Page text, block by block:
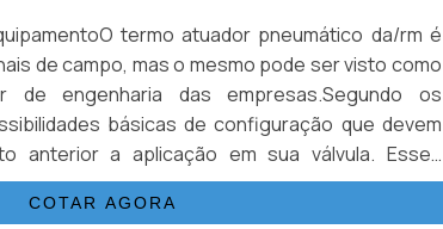
termo atuador pneumático da/rm é
de campo, mas o mesmo pode ser visto como
engenharia das empresas.Segundo os
básicas de configuração que devem
anterior a aplicação em sua válvula. Esses
e Retorno por mola (RM):Características da
COTAR AGORA